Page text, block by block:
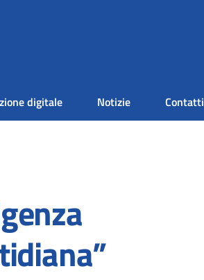
digitale Notizie Contatti